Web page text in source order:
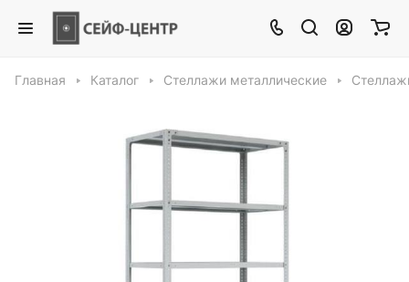
Главная Каталог Стеллажи металлические